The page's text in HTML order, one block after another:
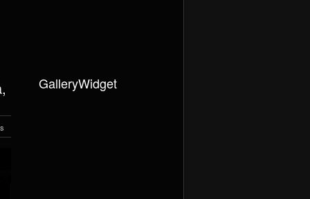
GalleryWidget